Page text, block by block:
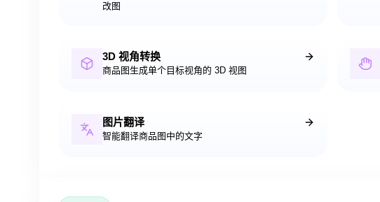
改图
3D 视角转换
商品图生成单个目标视角的 3D 视图
图片翻译
智能翻译商品图中的文字